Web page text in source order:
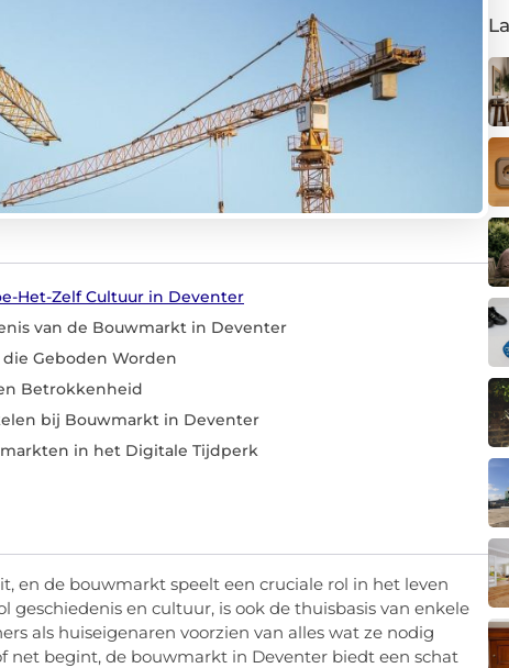
Het-Zelf Cultuur in Deventer
van de Bouwmarkt in Deventer
Geboden Worden
Betrokkenheid
bij Bouwmarkt in Deventer
in het Digitale Tijdperk
en de bouwmarkt speelt een cruciale rol in het leven
geschiedenis en cultuur, is ook de thuisbasis van enkele
als huiseigenaren voorzien van alles wat ze nodig
net begint, de bouwmarkt in Deventer biedt een schat